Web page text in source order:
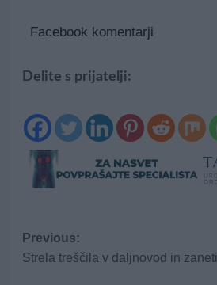
Facebook komentarji
Delite s prijatelji:
Post
navigation
Previous:
Strela treščila v daljnovod in